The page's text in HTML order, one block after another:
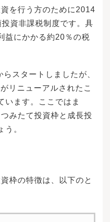
を行う方のために2014
資非課税制度です。具
益にかかる約20％の税
スタートしましたが、
リニューアルされたこ
います。ここではま
みたて投資枠と成長投
う。
枠の特徴は、以下のと